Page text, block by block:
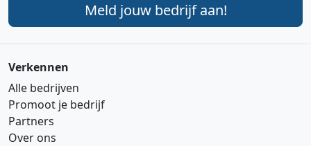
Meld jouw bedrijf aan!
Verkennen
Alle bedrijven
Promoot je bedrijf
Partners
Over ons